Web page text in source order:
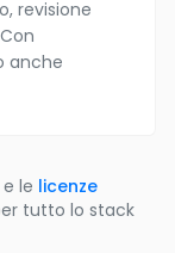
revisione
anche
e le licenze
tutto lo stack